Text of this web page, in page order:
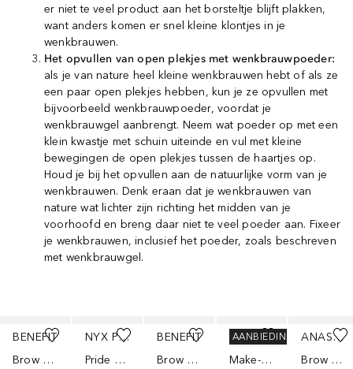
er niet te veel product aan het borsteltje blijft plakken,
want anders komen er snel kleine klontjes in je
wenkbrauwen.
Het opvullen van open plekjes met wenkbrauwpoeder:
als je van nature heel kleine wenkbrauwen hebt of als ze
een paar open plekjes hebben, kun je ze opvullen met
bijvoorbeeld wenkbrauwpoeder, voordat je
wenkbrauwgel aanbrengt. Neem wat poeder op met een
klein kwastje met schuin uiteinde en vul met kleine
bewegingen de open plekjes tussen de haartjes op.
Houd je bij het opvullen aan de natuurlijke vorm van je
wenkbrauwen. Denk eraan dat je wenkbrauwen van
nature wat lichter zijn richting het midden van je
voorhoofd en breng daar niet te veel poeder aan. Fixeer
je wenkbrauwen, inclusief het poeder, zoals beschreven
met wenkbrauwgel.
BENEFIT
Brow Collection
NYX PROFESSIONAL MAKEUP
Pride Makeup
BENEFIT
Brow Collection
DOUGLAS COLLECTION
Make-Up
AANBIEDING
ANASTASIA BEVERLY HILLS
Brow Powder Duo